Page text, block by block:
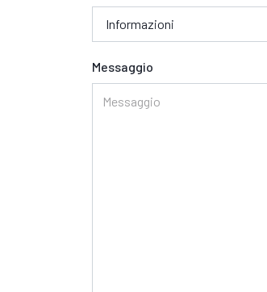
Messaggio